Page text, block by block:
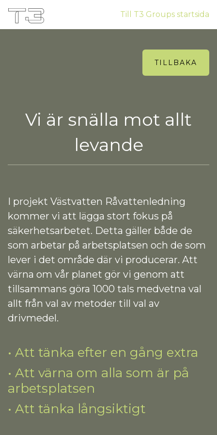
Till T3 Groups startsida
TILLBAKA
Vi är snälla mot allt
levande
I projekt Västvatten Råvattenledning
kommer vi att lägga stort fokus på
säkerhetsarbetet. Detta gäller både de
som arbetar på arbetsplatsen och de som
lever i det område där vi producerar. Att
värna om vår planet gör vi genom att
tillsammans göra 1000 tals medvetna val
allt från val av metoder till val av
drivmedel.
• Att tänka efter en gång extra‍‍
• Att värna om alla som är på
arbetsplatsen‍‍
• Att tänka långsiktigt